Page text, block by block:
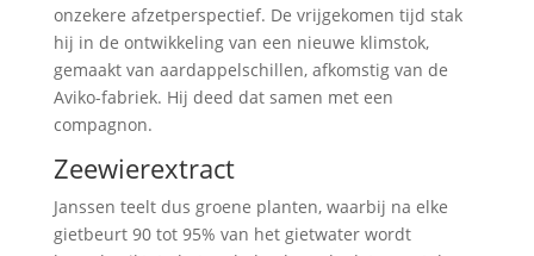
onzekere afzetperspectief. De vrijgekomen tijd stak
hij in de ontwikkeling van een nieuwe klimstok,
gemaakt van aardappelschillen, afkomstig van de
Aviko-fabriek. Hij deed dat samen met een
compagnon.
Zeewierextract
Janssen teelt dus groene planten, waarbij na elke
gietbeurt 90 tot 95% van het gietwater wordt